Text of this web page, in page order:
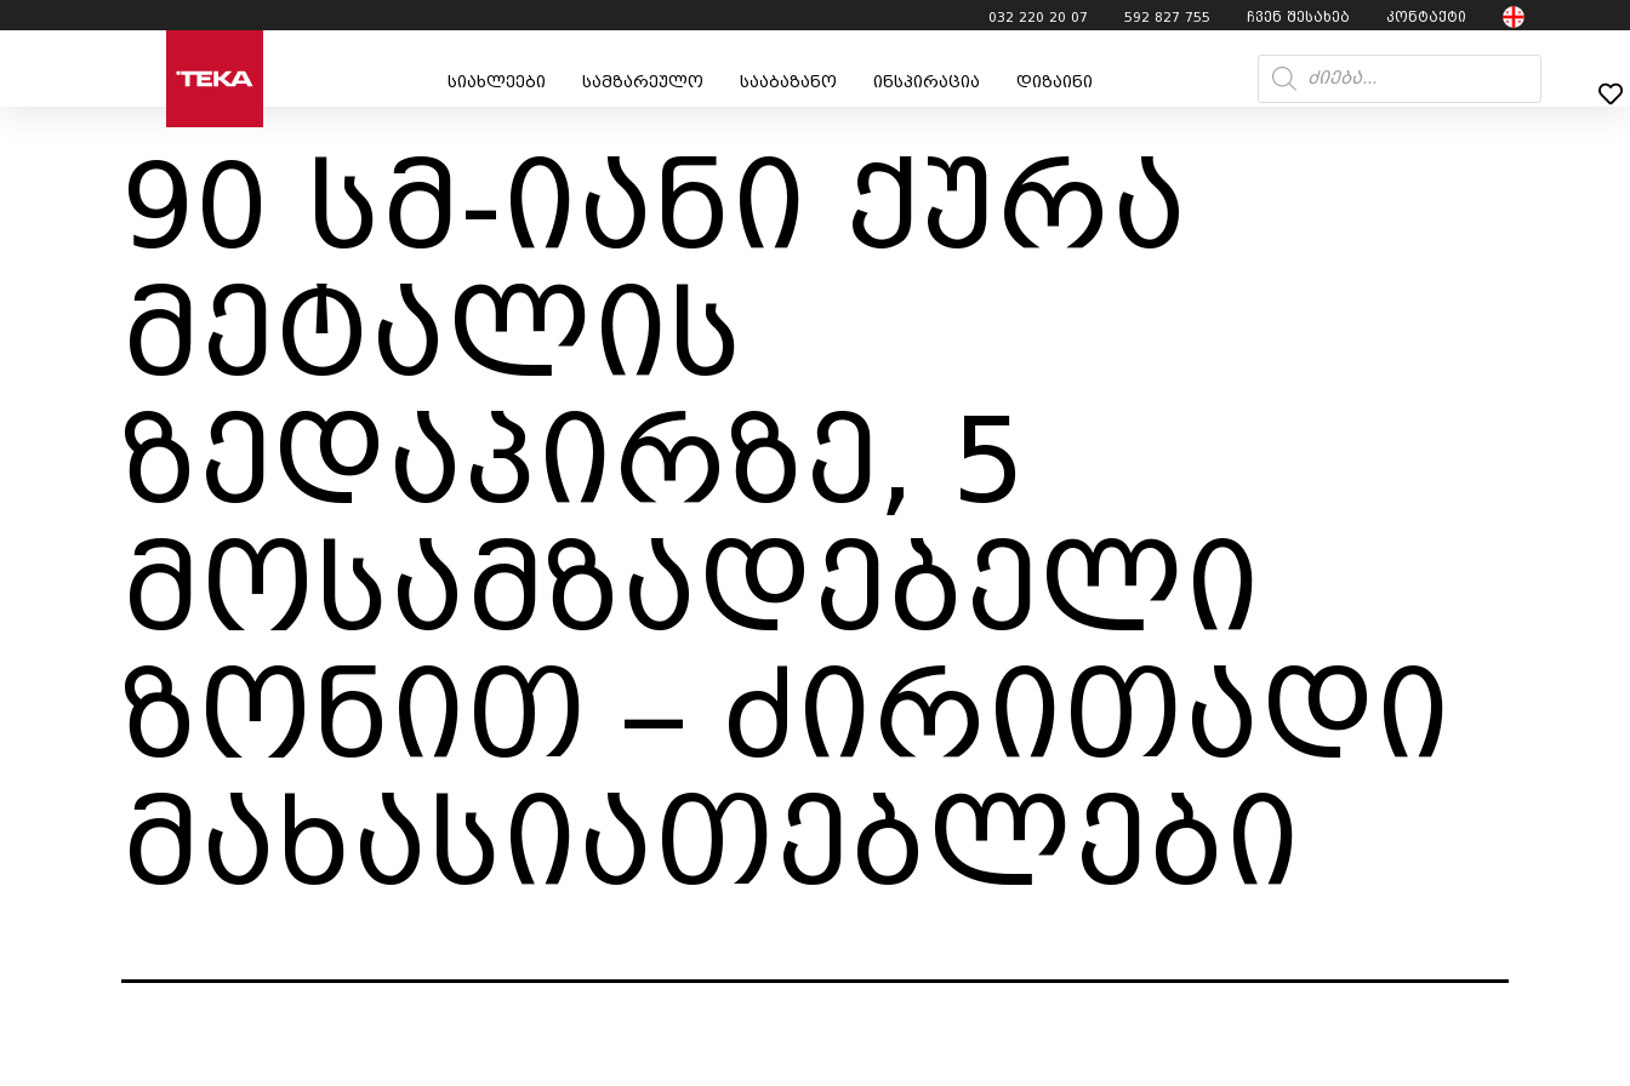
032 220 20 07 592 827 755 ჩვენ შესახებ კონტაქტი
სიახლეები სამზარეულო სააბაზანო ინსპირაცია დიზაინი
90 სმ-იანი ქურა
მეტალის
ზედაპირზე, 5
მოსამზადებელი
ზონით – ძირითადი
მახასიათებლები